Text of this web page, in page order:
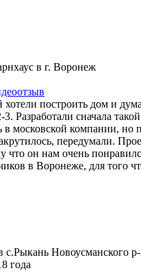
в г. Воронеж
построить дом и
Разработали сначала
в московской компании, но
передумали.
что он нам очень
в Воронеже, для того
с.Рыкань Новоусманского
года